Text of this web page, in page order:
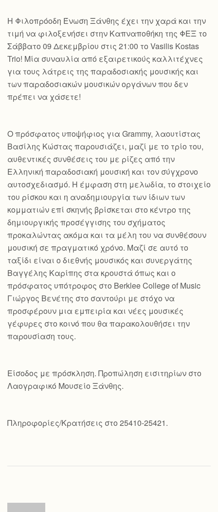
H Φιλοπρόοδη Ένωση Ξάνθης έχει την χαρά και την
τιμή να φιλοξενήσει στην Καπναποθήκη της ΦΕΞ το
Σάββατο 09 Δεκεμβρίου στις 21:00 το Vasilis Kostas
Trio! Μία συναυλία από εξαιρετικούς καλλιτέχνες
για τους λάτρεις της παραδοσιακής μουσικής και
των παραδοσιακών μουσικών οργάνων που δεν
πρέπει να χάσετε!
Ο πρόσφατος υποψήφιος για Grammy, λαουτίστας
Βασίλης Κώστας παρουσιάζει, μαζί με το τρίο του,
αυθεντικές συνθέσεις του με ρίζες από την
Ελληνική παραδοσιακή μουσική και τον σύγχρονο
αυτοσχεδιασμό. Η έμφαση στη μελωδία, το στοιχείο
του ρίσκου και η αναδημιουργία των ίδιων των
κομματιών επί σκηνής βρίσκεται στο κέντρο της
δημιουργικής προσέγγισης του σχήματος
προκαλώντας ακόμα και τα μέλη του να συνθέσουν
μουσική σε πραγματικό χρόνο. Μαζί σε αυτό το
ταξίδι είναι ο διεθνής μουσικός και συνεργάτης
Βαγγέλης Καρίπης στα κρουστά όπως και ο
πρόσφατος υπότροφος στο Berklee College of Music
Γιώργος Βενέτης στο σαντούρι με στόχο να
προσφέρουν μια εμπειρία και νέες μουσικές
γέφυρες στο κοινό που θα παρακολουθήσει την
παρουσίαση τους.
Είσοδος με πρόσκληση. Προπώληση εισιτηρίων στο
Λαογραφικό Μουσείο Ξάνθης.
Πληροφορίες/Κρατήσεις στο 25410-25421.